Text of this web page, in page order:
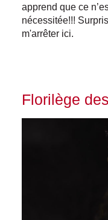
apprend que ce
nécessitée!!!
m'arrêter ici.
Florilège